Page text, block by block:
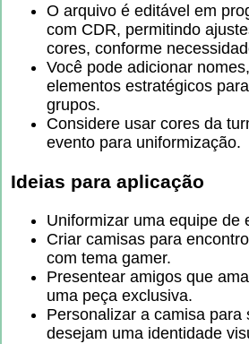
O arquivo é editável em
com CDR, permitindo
cores, conforme
Você pode adicionar
elementos estratégicos
grupos.
Considere usar cores da
evento para uniformização.
Ideias para aplicação
Uniformizar uma equipe de
Criar camisas para
com tema gamer.
Presentear amigos que
uma peça exclusiva.
Personalizar a camisa para
desejam uma identidade